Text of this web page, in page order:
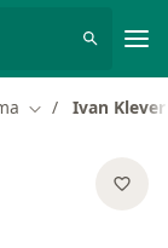
Cambiar de
Ivan